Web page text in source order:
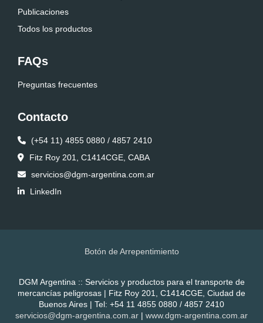
Publicaciones
Todos los productos
FAQs
Preguntas frecuentes
Contacto
(+54 11) 4855 0880 / 4857 2410
Fitz Roy 201, C1414CGE, CABA
servicios@dgm-argentina.com.ar
LinkedIn
Botón de Arrepentimiento
DGM Argentina :: Servicios y productos para el transporte de
mercancías peligrosas | Fitz Roy 201, C1414CGE, Ciudad de
Buenos Aires | Tel: +54 11 4855 0880 / 4857 2410
servicios@dgm-argentina.com.ar | www.dgm-argentina.com.ar